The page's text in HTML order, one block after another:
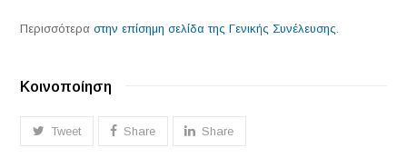
Περισσότεραστην επίσημη σελίδα της Γενικής Συνέλευσης.
Κοινοποίηση
Tweet Share Share